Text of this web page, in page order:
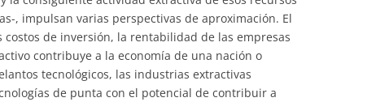
, impulsan varias perspectivas de aproximación. El
de inversión, la rentabilidad de las empresas
contribuye a la economía de una nación o
tecnológicos, las industrias extractivas
de punta con el potencial de contribuir a